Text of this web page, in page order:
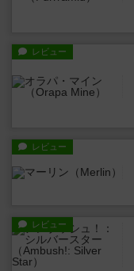
レビュー
レビュー
レビュー